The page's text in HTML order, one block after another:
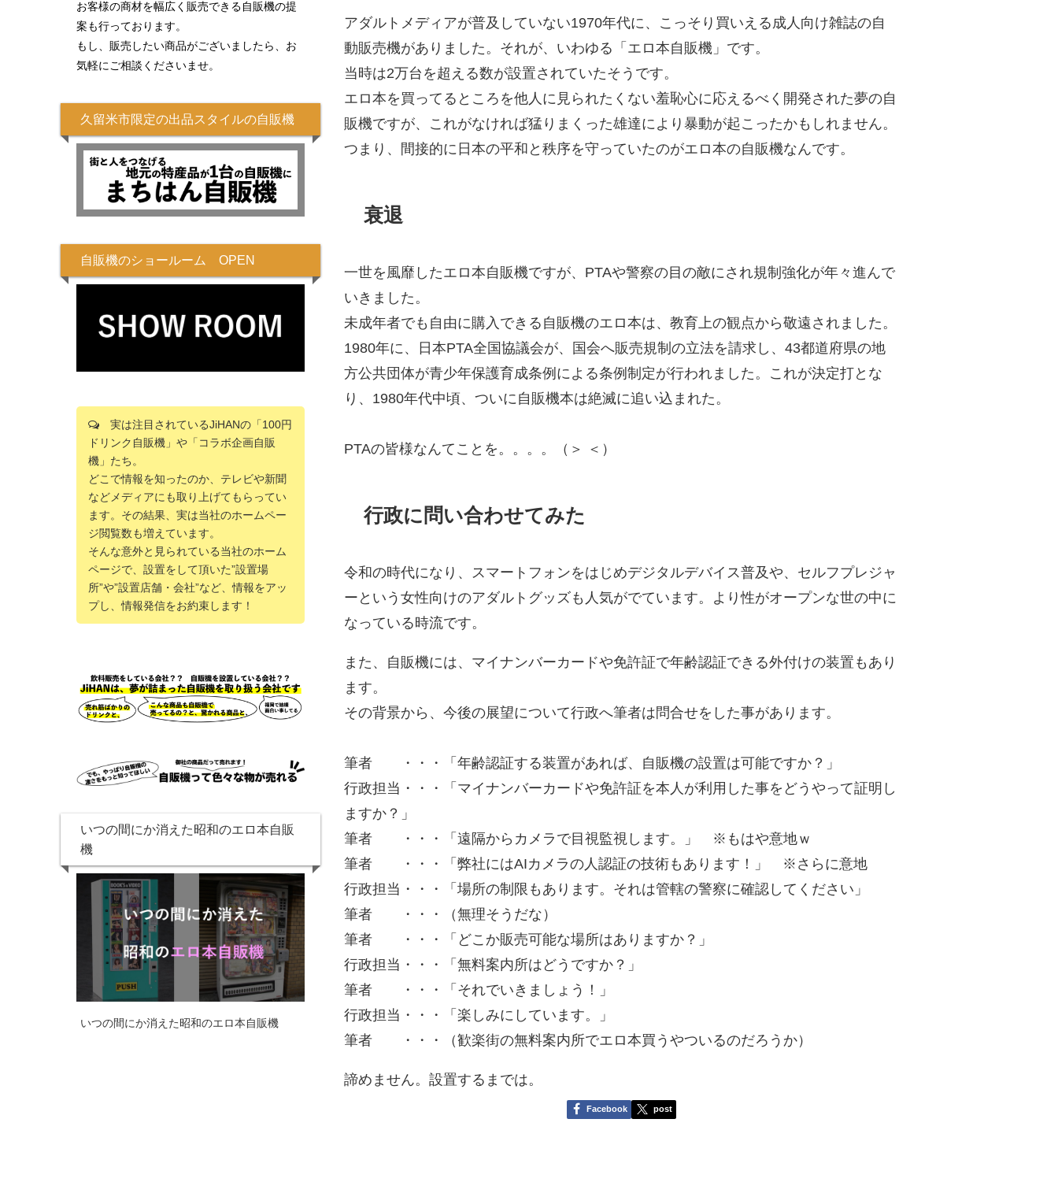
アダルトメディアが普及していない1970年代に、こっそり買いえる成人向け雑誌の自
動販売機がありました。それが、いわゆる「エロ本自販機」です。
当時は2万台を超える数が設置されていたそうです。
エロ本を買ってるところを他人に見られたくない羞恥心に応えるべく開発された夢の自
販機ですが、これがなければ猛りまくった雄達により暴動が起こったかもしれません。
つまり、間接的に日本の平和と秩序を守っていたのがエロ本の自販機なんです。
衰退
一世を風靡したエロ本自販機ですが、PTAや警察の目の敵にされ規制強化が年々進んで
いきました。
未成年者でも自由に購入できる自販機のエロ本は、教育上の観点から敬遠されました。
1980年に、日本PTA全国協議会が、国会へ販売規制の立法を請求し、43都道府県の地
方公共団体が青少年保護育成条例による条例制定が行われました。これが決定打とな
り、1980年代中頃、ついに自販機本は絶滅に追い込まれた。
PTAの皆様なんてことを。。。。（＞ ＜）
行政に問い合わせてみた
令和の時代になり、スマートフォンをはじめデジタルデバイス普及や、セルフプレジャ
ーという女性向けのアダルトグッズも人気がでています。より性がオープンな世の中に
なっている時流です。
また、自販機には、マイナンバーカードや免許証で年齢認証できる外付けの装置もあり
ます。
その背景から、今後の展望について行政へ筆者は問合せをした事があります。
筆者 ・・・「年齢認証する装置があれば、自販機の設置は可能ですか？」
行政担当・・・「マイナンバーカードや免許証を本人が利用した事をどうやって証明し
ますか？」
筆者 ・・・「遠隔からカメラで目視監視します。」 ※もはや意地ｗ
筆者 ・・・「弊社にはAIカメラの人認証の技術もあります！」 ※さらに意地
行政担当・・・「場所の制限もあります。それは管轄の警察に確認してください」
筆者 ・・・（無理そうだな）
筆者 ・・・「どこか販売可能な場所はありますか？」
行政担当・・・「無料案内所はどうですか？」
筆者 ・・・「それでいきましょう！」
行政担当・・・「楽しみにしています。」
筆者 ・・・（歓楽街の無料案内所でエロ本買うやついるのだろうか）
諦めません。設置するまでは。
Facebook post
お客様の商材を幅広く販売できる自販機の提
案も行っております。
もし、販売したい商品がございましたら、お
気軽にご相談くださいませ。
久留米市限定の出品スタイルの自販機
自販機のショールーム OPEN
実は注目されているJiHANの「100円
ドリンク自販機」や「コラボ企画自販
機」たち。
どこで情報を知ったのか、テレビや新聞
などメディアにも取り上げてもらってい
ます。その結果、実は当社のホームペー
ジ閲覧数も増えています。
そんな意外と見られている当社のホーム
ページで、設置をして頂いた”設置場
所”や”設置店舗・会社”など、情報をアッ
プし、情報発信をお約束します！
いつの間にか消えた昭和のエロ本自販
機
いつの間にか消えた昭和のエロ本自販機